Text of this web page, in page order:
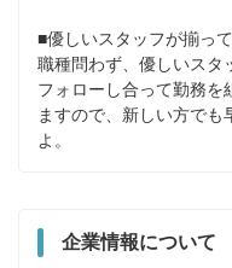
■優しいスタッフが揃っ
職種問わず、優しいスタ
フォローし合って勤務を
ますので、新しい方で
よ。
企業情報について